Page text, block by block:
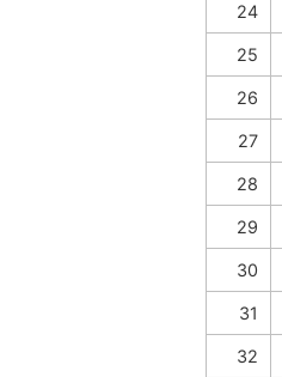
24
25
26
27
28
29
30
31
32